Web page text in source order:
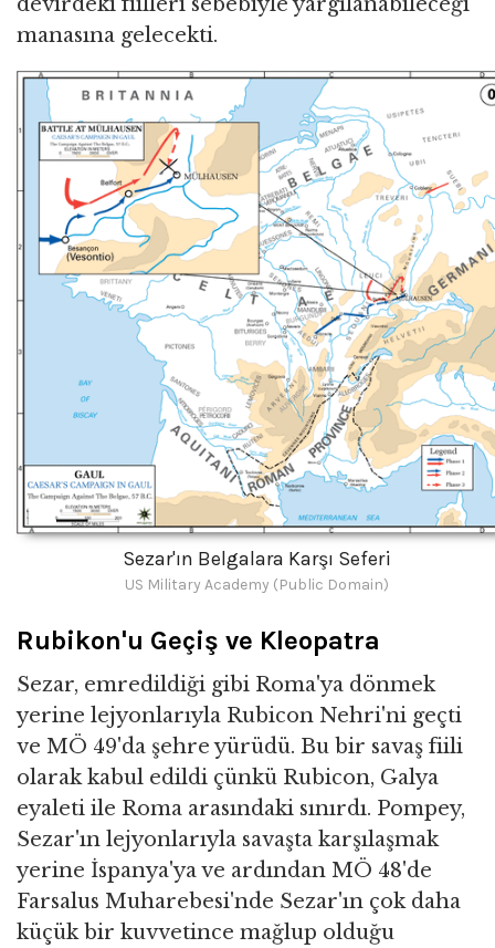
manasına gelecekti.
Sezar'ın Belgalara Karşı Seferi
US Military Academy (Public Domain)
Rubikon'u Geçiş ve Kleopatra
Sezar, emredildiği gibi Roma'ya dönmek
yerine lejyonlarıyla Rubicon Nehri'ni geçti
ve MÖ 49'da şehre yürüdü. Bu bir savaş fiili
olarak kabul edildi çünkü Rubicon, Galya
eyaleti ile Roma arasındaki sınırdı. Pompey,
Sezar'ın lejyonlarıyla savaşta karşılaşmak
yerine İspanya'ya ve ardından MÖ 48'de
Farsalus Muharebesi'nde Sezar'ın çok daha
küçük bir kuvvetince mağlup olduğu